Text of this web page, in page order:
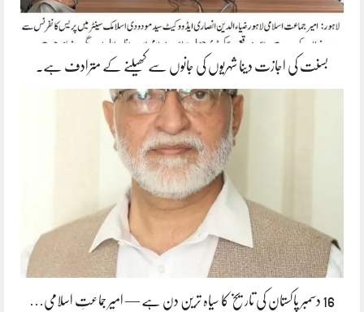
بسنت کی اجازت دینا شہریوں کی جانوں سے کھیلنے کے مترادف ہے۔
16 دسمبر پاکستان کی تاریخ کا سیاہ ترین دن ہے — امیر جماعتِ اسلامی…